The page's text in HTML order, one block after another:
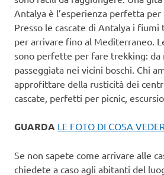
Antalya è l’esperienza perfetta per
Presso le cascate di Antalya i fiumi
per arrivare fino al Mediterraneo.
sono perfette per fare trekking: da
passeggiata nei vicini boschi. Chi
approfittare della rusticità dei
cascate, perfetti per picnic,
GUARDA LE FOTO DI COSA
Se non sapete come arrivare alle
chiedete a caso agli abitanti del